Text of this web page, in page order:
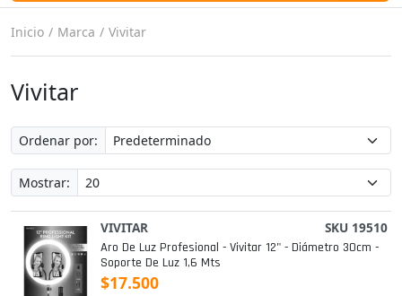
Inicio Marca Vivitar
Vivitar
Ordenar por:
Mostrar:
VIVITAR SKU 19510
Aro De Luz Profesional - Vivitar 12" - Diámetro 30cm -
Soporte De Luz 1,6 Mts
$17.500